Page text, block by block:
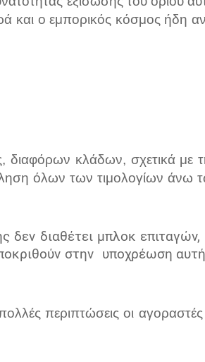
ο εμπορικός κόσμος ήδη
διαφόρων κλάδων, σχετικά με
όλων των τιμολογίων άνω
δεν διαθέτει μπλοκ
στην υποχρέωση αυτή
περιπτώσεις οι